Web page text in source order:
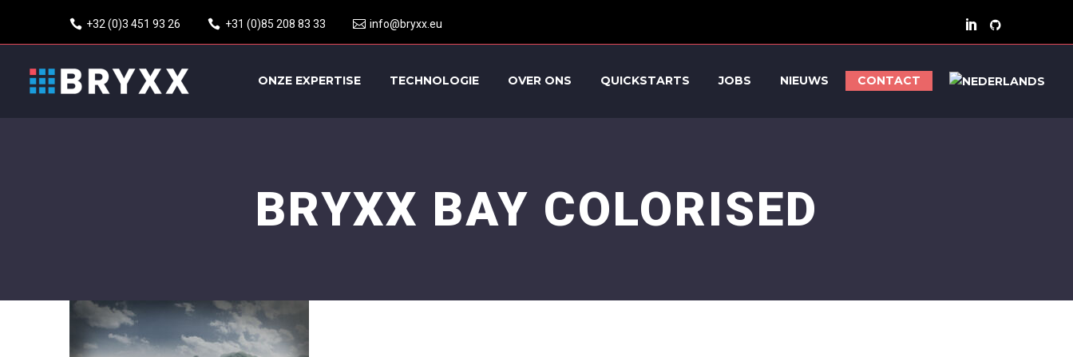
+32 (0)3 451 93 26 +31 (0)85 208 83 33 info@bryxx.eu
ONZE EXPERTISE TECHNOLOGIE OVER ONS QUICKSTARTS JOBS NIEUWS CONTACT
BRYXX BAY COLORISED